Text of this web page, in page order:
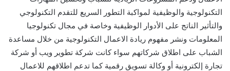
التكنولوجية والوظيفية لمواكبة التطور السريع للتقدم التكنولوجي
والتأثير الناتج على الأدوار الوظيفية وخاصة في مجال تكنولوجيا
المعلومات ونشر مفهوم ريادة الاعمال التكنولوجية من خلال مساعدة
الشباب على اطلاق شركاتهم سواء كانت شركة تطوير ويب أو شركة
تجارة إلكترونية أو وكالة تسويق رقمية كما تدعم اطلاقهم للاعمال